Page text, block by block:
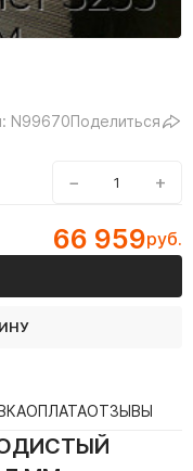
N99670Поделиться
− +
66 959руб.
ОПЛАТАОТЗЫВЫ